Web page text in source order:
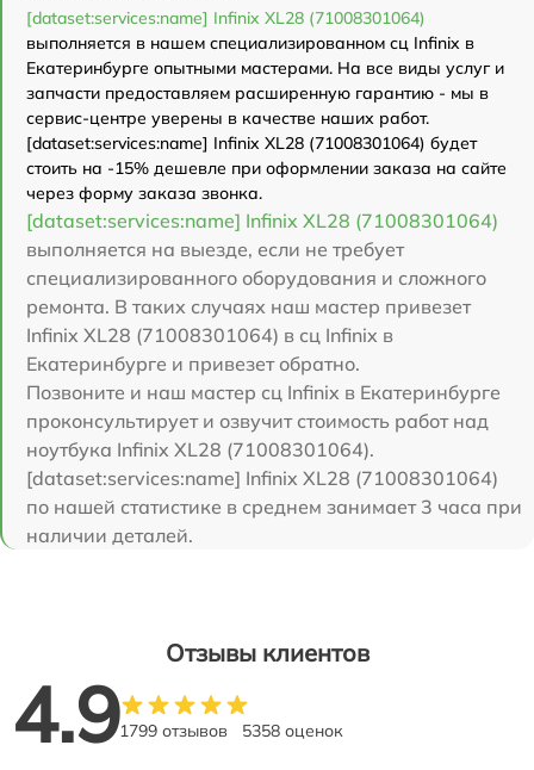
[dataset:services:name] Infinix XL28 (71008301064)
выполняется в нашем специализированном сц Infinix в
Екатеринбурге опытными мастерами. На все виды услуг и
запчасти предоставляем расширенную гарантию - мы в
сервис-центре уверены в качестве наших работ.
[dataset:services:name] Infinix XL28 (71008301064) будет
стоить на -15% дешевле при оформлении заказа на сайте
через форму заказа звонка.
[dataset:services:name] Infinix XL28 (71008301064)
выполняется на выезде, если не требует
специализированного оборудования и сложного
ремонта. В таких случаях наш мастер привезет
Infinix XL28 (71008301064) в сц Infinix в
Екатеринбурге и привезет обратно.
Позвоните и наш мастер сц Infinix в Екатеринбурге
проконсультирует и озвучит стоимость работ над
ноутбука Infinix XL28 (71008301064).
[dataset:services:name] Infinix XL28 (71008301064)
по нашей статистике в среднем занимает 3 часа при
наличии деталей.
Отзывы клиентов
4.91799 отзывов 5358 оценок